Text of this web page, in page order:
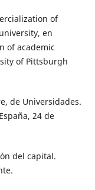
of
en
of academic
of Pittsburgh
de Universidades.
24 de
del capital.